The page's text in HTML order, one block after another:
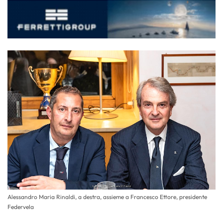
Alessandro Maria Rinaldi, a destra, assieme a Francesco Ettore, presidente
Federvela